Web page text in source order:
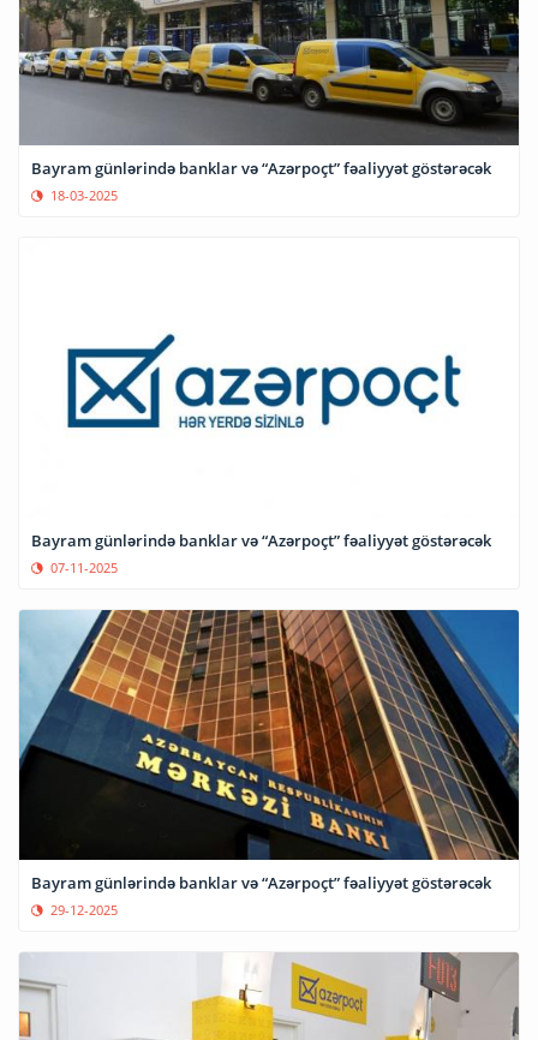
Bayram günlərində banklar və “Azərpoçt” fəaliyyət göstərəcək
18-03-2025
Bayram günlərində banklar və “Azərpoçt” fəaliyyət göstərəcək
07-11-2025
Bayram günlərində banklar və “Azərpoçt” fəaliyyət göstərəcək
29-12-2025